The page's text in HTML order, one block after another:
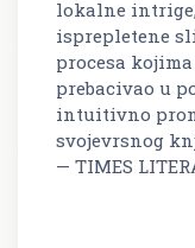
lokalne
isprepletene
procesa
prebacivao u
intuitivno
svojevrsnog
— TIMES